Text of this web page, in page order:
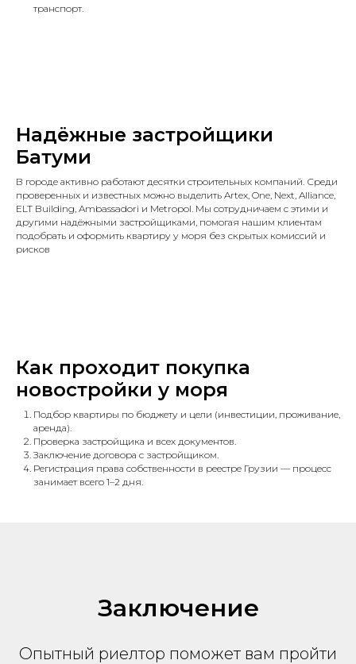
транспорт.
Надёжные застройщики
Батуми
В городе активно работают десятки строительных компаний. Среди
проверенных и известных можно выделить Artex, One, Next, Alliance,
ELT Building, Ambassadori и Metropol. Мы сотрудничаем с этими и
другими надёжными застройщиками, помогая нашим клиентам
подобрать и оформить квартиру у моря без скрытых комиссий и
рисков
Как проходит покупка
новостройки у моря
Подбор квартиры по бюджету и цели (инвестиции, проживание,
аренда).
Проверка застройщика и всех документов.
Заключение договора с застройщиком.
Регистрация права собственности в реестре Грузии — процесс
занимает всего 1–2 дня.
Заключение
Опытный риелтор поможет вам пройти